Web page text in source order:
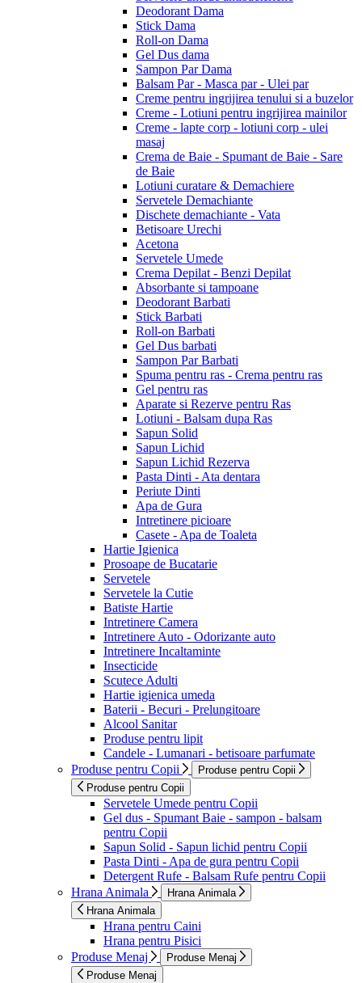
Deodorant Dama
Stick Dama
Roll-on Dama
Gel Dus dama
Sampon Par Dama
Balsam Par - Masca par - Ulei par
Creme pentru ingrijirea tenului si a buzelor
Creme - Lotiuni pentru ingrijirea mainilor
Creme - lapte corp - lotiuni corp - ulei
masaj
Crema de Baie - Spumant de Baie - Sare
de Baie
Lotiuni curatare & Demachiere
Servetele Demachiante
Dischete demachiante - Vata
Betisoare Urechi
Acetona
Servetele Umede
Crema Depilat - Benzi Depilat
Absorbante si tampoane
Deodorant Barbati
Stick Barbati
Roll-on Barbati
Gel Dus barbati
Sampon Par Barbati
Spuma pentru ras - Crema pentru ras
Gel pentru ras
Aparate si Rezerve pentru Ras
Lotiuni - Balsam dupa Ras
Sapun Solid
Sapun Lichid
Sapun Lichid Rezerva
Pasta Dinti - Ata dentara
Periute Dinti
Apa de Gura
Intretinere picioare
Casete - Apa de Toaleta
Hartie Igienica
Prosoape de Bucatarie
Servetele
Servetele la Cutie
Batiste Hartie
Intretinere Camera
Intretinere Auto - Odorizante auto
Intretinere Incaltaminte
Insecticide
Scutece Adulti
Hartie igienica umeda
Baterii - Becuri - Prelungitoare
Alcool Sanitar
Produse pentru lipit
Candele - Lumanari - betisoare parfumate
Produse pentru Copii
Produse pentru Copii
Produse pentru Copii
Servetele Umede pentru Copii
Gel dus - Spumant Baie - sampon - balsam
pentru Copii
Sapun Solid - Sapun lichid pentru Copii
Pasta Dinti - Apa de gura pentru Copii
Detergent Rufe - Balsam Rufe pentru Copii
Hrana Animala
Hrana Animala
Hrana Animala
Hrana pentru Caini
Hrana pentru Pisici
Produse Menaj
Produse Menaj
Produse Menaj